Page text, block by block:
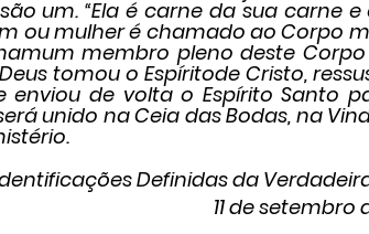
um. “Ela é carne da sua carne e
ou mulher é chamado ao Corpo
membro pleno deste
tomou o Espíritode Cristo,
enviou de volta o Espírito Santo
unido na Ceia das Bodas, na
Definidas da
11 de setembro